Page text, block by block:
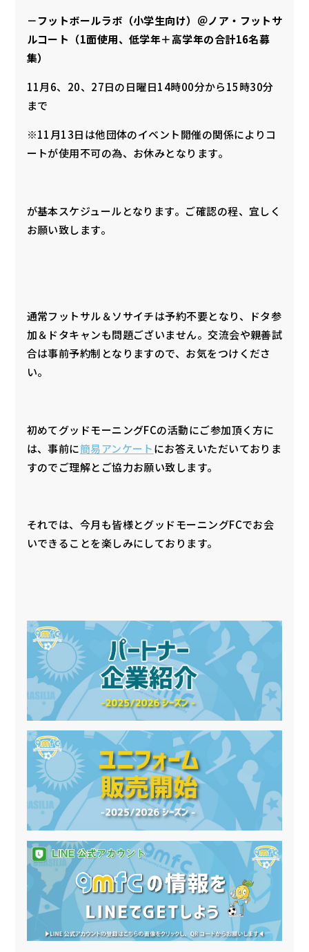
－フットボールラボ（小学生向け）＠ノア・フットサ
ルコート（1面使用、低学年＋高学年の合計16名募
集）
11月6、20、27日の日曜日14時00分から15時30分
まで
※11月13日は他団体のイベント開催の関係によりコ
ートが使用不可の為、お休みとなります。
が基本スケジュールとなります。ご確認の程、宜しく
お願い致します。
通常フットサル＆ソサイチは予約不要となり、ドタ参
加＆ドタキャンも問題ございません。交流会や親善試
合は事前予約制となりますので、お気をつけくださ
い。
初めてグッドモーニングFCの活動にご参加頂く方に
は、事前に簡易アンケートにお答えいただいておりま
すのでご理解とご協力お願い致します。
それでは、今月も皆様とグッドモーニングFCでお会
いできることを楽しみにしております。